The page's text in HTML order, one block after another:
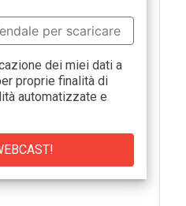
dei miei dati a
proprie finalità di
automatizzate e